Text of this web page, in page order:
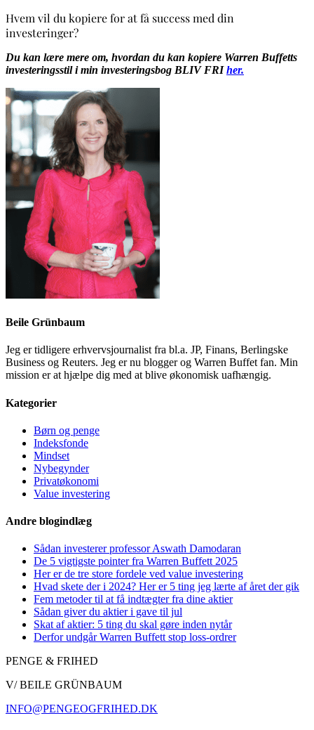
Hvem vil du kopiere for at få success med din
investeringer?
Du kan lære mere om, hvordan du kan kopiere Warren Buffetts
investeringsstil i min investeringsbog BLIV FRIher.
Beile Grünbaum
Jeg er tidligere erhvervsjournalist fra bl.a. JP, Finans, Berlingske
Business og Reuters. Jeg er nu blogger og Warren Buffet fan. Min
mission er at hjælpe dig med at blive økonomisk uafhængig.
Kategorier
Børn og penge
Indeksfonde
Mindset
Nybegynder
Privatøkonomi
Value investering
Andre blogindlæg
Sådan investerer professor Aswath Damodaran
De 5 vigtigste pointer fra Warren Buffett 2025
Her er de tre store fordele ved value investering
Hvad skete der i 2024? Her er 5 ting jeg lærte af året der gik
Fem metoder til at få indtægter fra dine aktier
Sådan giver du aktier i gave til jul
Skat af aktier: 5 ting du skal gøre inden nytår
Derfor undgår Warren Buffett stop loss-ordrer
PENGE & FRIHED
V/ BEILE GRÜNBAUM
INFO@PENGEOGFRIHED.DK